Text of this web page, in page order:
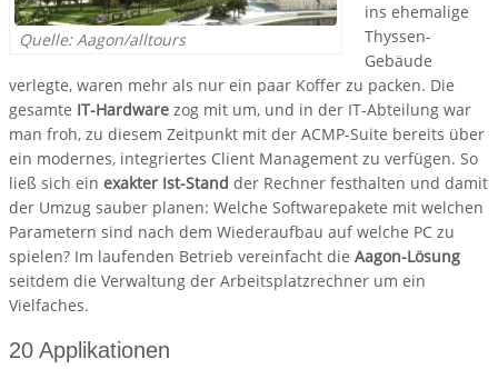
Quelle: Aagon/alltours
ins ehemalige
Thyssen-
Gebäude
verlegte, waren mehr als nur ein paar Koffer zu packen. Die
gesamte IT-Hardware zog mit um, und in der IT-Abteilung war
man froh, zu diesem Zeitpunkt mit der ACMP-Suite bereits über
ein modernes, integriertes Client Management zu verfügen. So
ließ sich ein exakter Ist-Stand der Rechner festhalten und damit
der Umzug sauber planen: Welche Softwarepakete mit welchen
Parametern sind nach dem Wiederaufbau auf welche PC zu
spielen? Im laufenden Betrieb vereinfacht die Aagon-Lösung
seitdem die Verwaltung der Arbeitsplatzrechner um ein
Vielfaches.
20 Applikationen